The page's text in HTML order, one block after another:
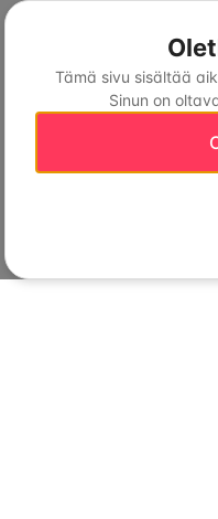
Tämä sivu sisältää
Sinun on